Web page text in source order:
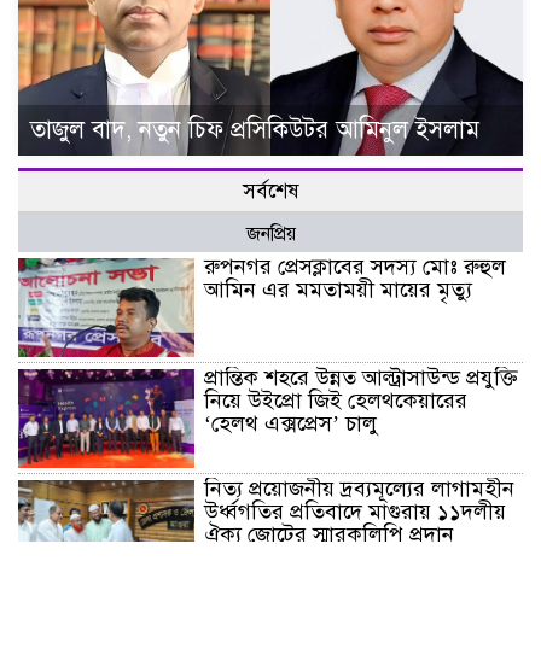
তাজুল বাদ, নতুন চিফ প্রসিকিউটর আমিনুল ইসলাম
সর্বশেষ
জনপ্রিয়
রুপনগর প্রেসক্লাবের সদস্য মোঃ রুহুল
আমিন এর মমতাময়ী মায়ের মৃত্যু
প্রান্তিক শহরে উন্নত আল্ট্রাসাউন্ড প্রযুক্তি
নিয়ে উইপ্রো জিই হেলথকেয়ারের
‘হেলথ এক্সপ্রেস’ চালু
নিত্য প্রয়োজনীয় দ্রব্যমূল্যের লাগামহীন
উর্ধ্বগতির প্রতিবাদে মাগুরায় ১১দলীয়
ঐক্য জোটের স্মারকলিপি প্রদান